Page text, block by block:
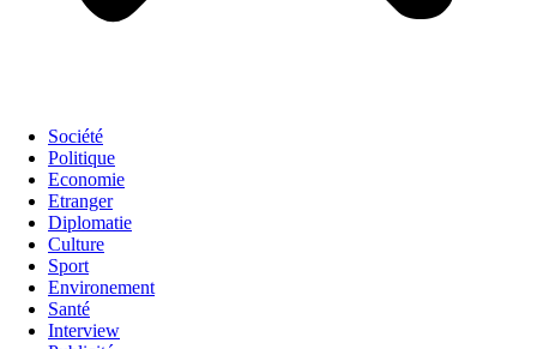
Société
Politique
Economie
Etranger
Diplomatie
Culture
Sport
Environement
Santé
Interview